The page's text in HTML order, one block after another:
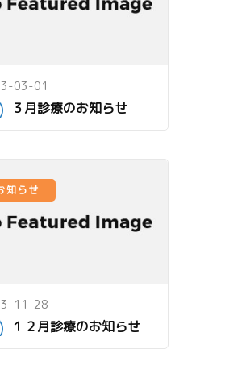
03-01
３月診療のお知らせ
知らせ
11-28
１２月診療のお知らせ